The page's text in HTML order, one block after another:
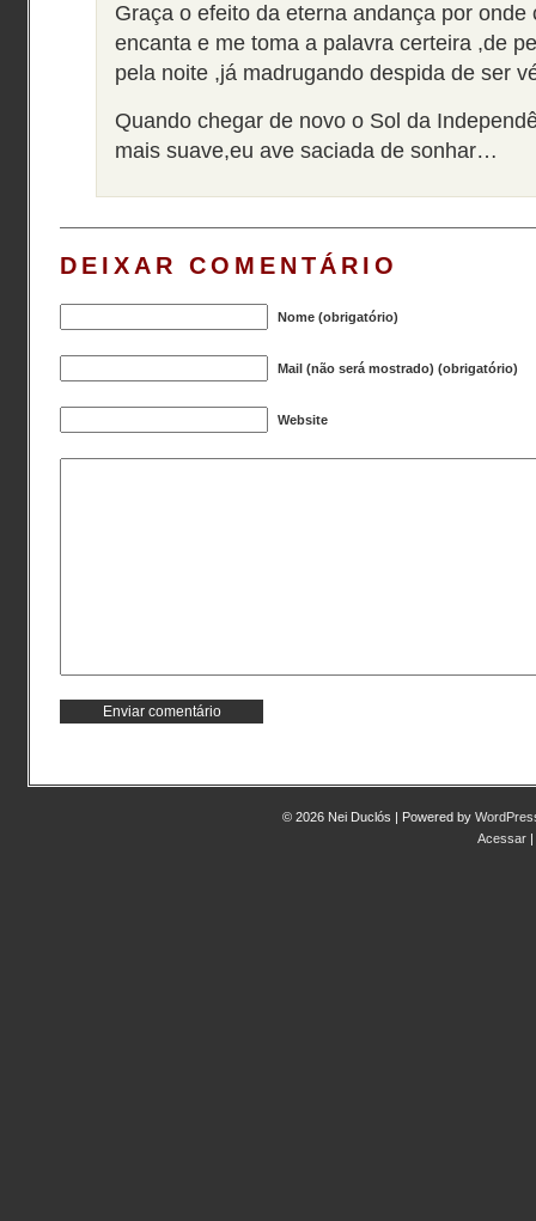
Graça o efeito da eterna andança por
encanta e me toma a palavra certeira ,de
pela noite ,já madrugando despida de ser
Quando chegar de novo o Sol da
mais suave,eu ave saciada de sonhar…
DEIXAR COMENTÁRIO
Nome (obrigatório)
Mail (não será mostrado) (obrigatório)
Website
© 2026 Nei Duclós | Powered by
Acessar